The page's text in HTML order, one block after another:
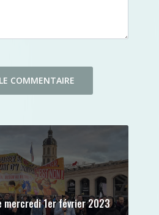
mercredi 1er février 2023